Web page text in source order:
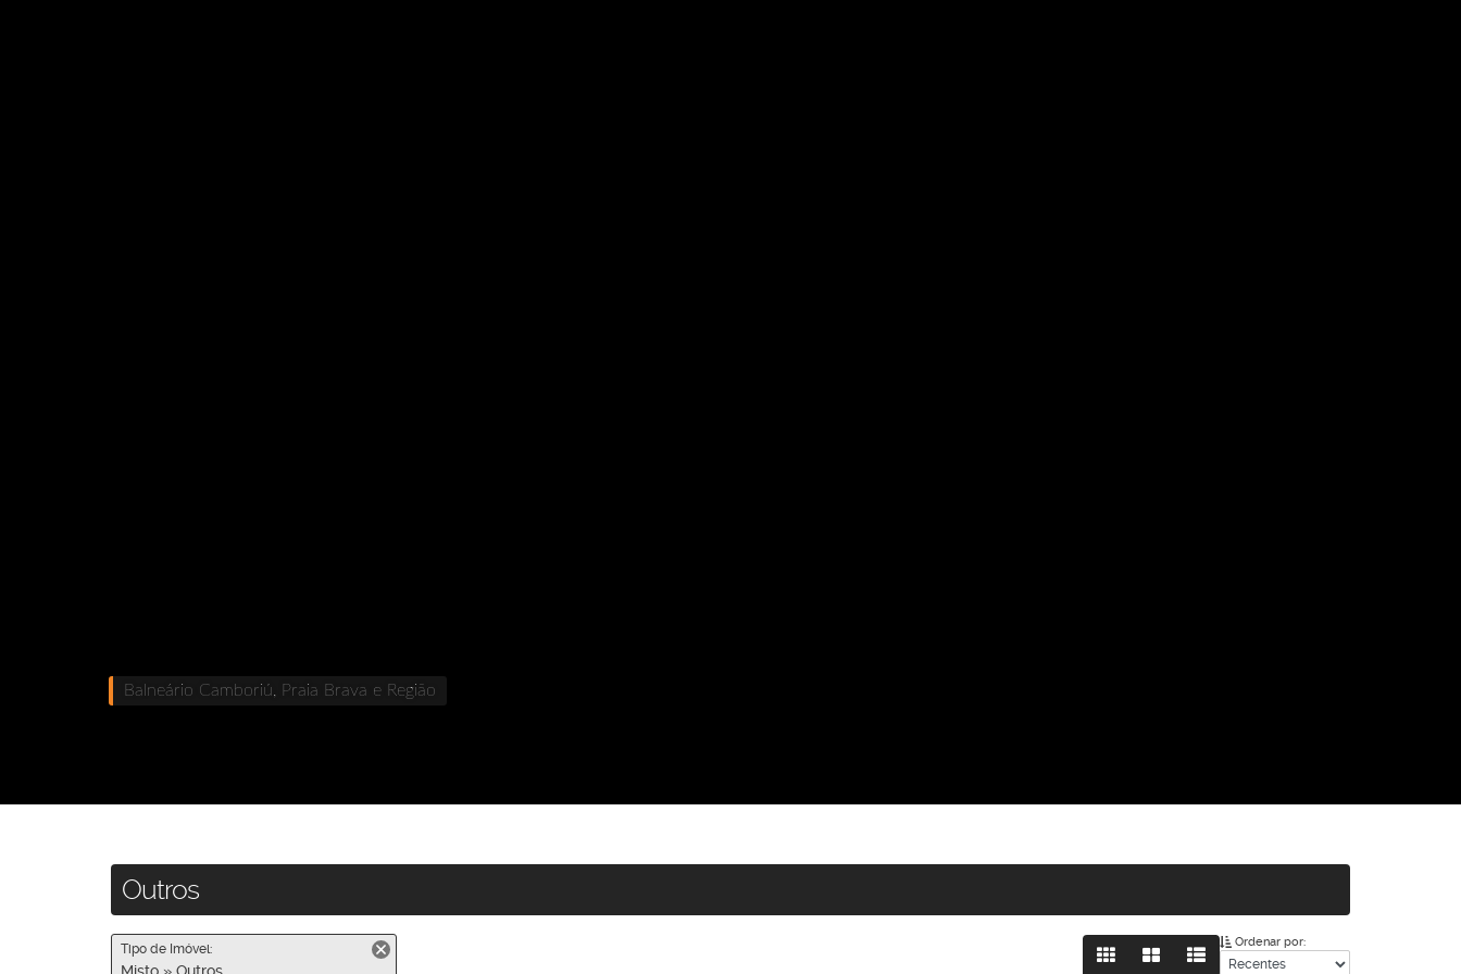
Balneário Camboriú, Praia Brava e Região
Outros
Tipo de Imóvel:
Misto » Outros
Ordenar por: